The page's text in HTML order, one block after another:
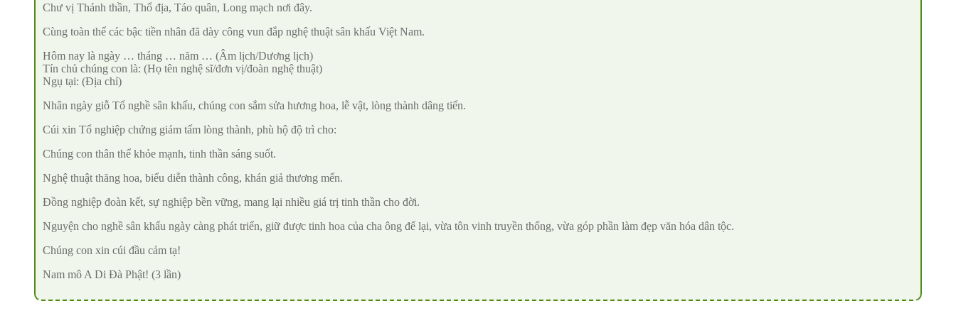
Chư vị Thánh thần, Thổ địa, Táo quân, Long mạch nơi đây.
Cùng toàn thể các bậc tiền nhân đã dày công vun đắp nghệ thuật sân khấu Việt Nam.
Hôm nay là ngày … tháng … năm … (Âm lịch/Dương lịch)
Tín chủ chúng con là: (Họ tên nghệ sĩ/đơn vị/đoàn nghệ thuật)
Ngụ tại: (Địa chỉ)
Nhân ngày giỗ Tổ nghề sân khấu, chúng con sắm sửa hương hoa, lễ vật, lòng thành dâng tiến.
Cúi xin Tổ nghiệp chứng giám tấm lòng thành, phù hộ độ trì cho:
Chúng con thân thể khỏe mạnh, tinh thần sáng suốt.
Nghệ thuật thăng hoa, biểu diễn thành công, khán giả thương mến.
Đồng nghiệp đoàn kết, sự nghiệp bền vững, mang lại nhiều giá trị tinh thần cho đời.
Nguyện cho nghề sân khấu ngày càng phát triển, giữ được tinh hoa của cha ông để lại, vừa tôn vinh truyền thống, vừa góp phần làm đẹp văn hóa dân tộc.
Chúng con xin cúi đầu cảm tạ!
Nam mô A Di Đà Phật! (3 lần)